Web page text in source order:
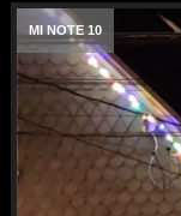
MI NOTE 10